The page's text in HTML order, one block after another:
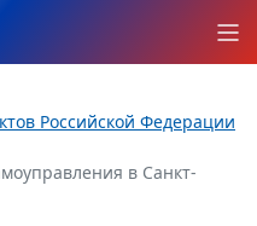
Российской Федерации
в Санкт-